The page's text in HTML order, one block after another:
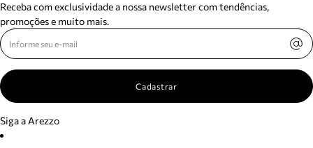
Receba com exclusividade a nossa newsletter com tendências,
promoções e muito mais.
Cadastrar
Siga a Arezzo